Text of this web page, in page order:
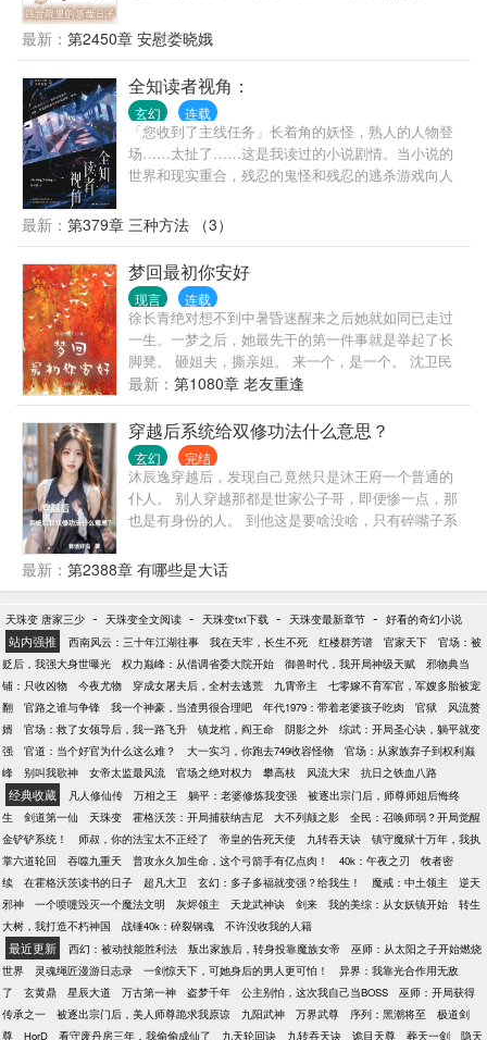
最新： 第2450章 安慰娄晓娥
全知读者视角：
玄幻 连载
「您收到了主线任务」长着角的妖怪，熟人的人物登
场……太扯了……这是我读过的小说剧情。当小说的
世界和现实重合，残忍的鬼怪和残忍的逃杀游戏向人
是知晓新世界结局的唯一读者。如果我的人生和现在
不同 那会是什么样的呢？
最新： 第379章 三种方法 （3）
梦回最初你安好
现言 连载
徐长青绝对想不到中暑昏迷醒来之后她就如同已走过
一生。一梦之后，她最先干的第一件事就是举起了长
脚凳。 砸姐夫，撕亲姐。 来一个，是一个。 沈卫民
心里一直珍藏着一个人。一生无悔无怨默默守护着
她，等快她一步离世时方悟她对他并不是无意。 一朝
醒来，欣喜若狂的他发誓此生此世再也不当那个傻
瓜，可等听她与前世不同之举？ 这是重生了，还是被
穿越了……
最新： 第1080章 老友重逢
穿越后系统给双修功法什么意思？
玄幻 完结
沐辰逸穿越后，发现自己竟然只是沐王府一个普通的
仆人。 别人穿越那都是世家公子哥，即便惨一点，那
也是有身份的人。 到他这是要啥没啥，只有碎嘴子系
要苟的有价值，大腿要抱，最好拿下！ 就算是跪，也
要一路跪到巅峰！ ……
最新： 第2388章 有哪些是大话
天珠变 唐家三少 - 天珠变全文阅读 - 天珠变txt下载 - 天珠变最新章节 - 好看的奇幻小说
站内强推 西南风云：三十年江湖往事 我在天牢，长生不死 红楼群芳谱 官家天下
官场：被
贬后，我强大身世曝光
权力巅峰：从借调省委大院开始 御兽时代，我开局神级天赋
邪物典当
铺：只收凶物
今夜尤物 穿成女屠夫后，全村去逃荒 九霄帝主
七零嫁不育军官，军嫂多胎被宠
翻
官路之谁与争锋 我一个神豪，当渣男很合理吧 年代1979：带着老婆孩子吃肉 官狱
风流赘
婿
官场：救了女领导后，我一路飞升 镇龙棺，阎王命 阴影之外
综武：开局圣心诀，躺平就变
强
官道：当个好官为什么这么难？ 大一实习，你跑去749收容怪物
官场：从家族弃子到权利巅
峰
别叫我歌神 女帝太监最风流 官场之绝对权力 攀高枝 风流大宋 抗日之铁血八路
经典收藏 凡人修仙传 万相之王 躺平：老婆修炼我变强
被逐出宗门后，师尊师姐后悔终
生
剑道第一仙 天珠变 霍格沃茨：开局捕获纳吉尼 大不列颠之影
全民：召唤师弱？开局觉醒
金铲铲系统！
师叔，你的法宝太不正经了 帝皇的告死天使 九转吞天诀
镇守魔狱十万年，我执
掌六道轮回
吞噬九重天 普攻永久加生命，这个弓箭手有亿点肉！ 40k：午夜之刃
牧者密
续
在霍格沃茨读书的日子 超凡大卫 玄幻：多子多福就变强？给我生！ 魔戒：中土领主
逆天
邪神
一个喷嚏毁灭一个魔法文明 灰烬领主 天龙武神诀 剑来 我的美综：从女妖镇开始
转生
大树，我打造不朽神国
战锤40k：碎裂钢魂 不许没收我的人籍
最近更新 西幻：被动技能胜利法 叛出家族后，转身投靠魔族女帝
巫师：从太阳之子开始燃烧
世界
灵魂绳匠漫游日志录 一剑惊天下，可她身后的男人更可怕！
异界：我靠光合作用无敌
了
玄黄鼎 星辰大道 万古第一神 盗梦千年 公主别怕，这次我自己当BOSS
巫师：开局获得
传承之一
被逐出宗门后，美人师尊跪求我原谅 九阳武神 万界武尊 序列：黑潮将至
极道剑
尊
HorD 看守废丹房三年，我偷偷成仙了 九天轮回诀 九转吞天诀 诡目天尊 葬天一剑 隐天